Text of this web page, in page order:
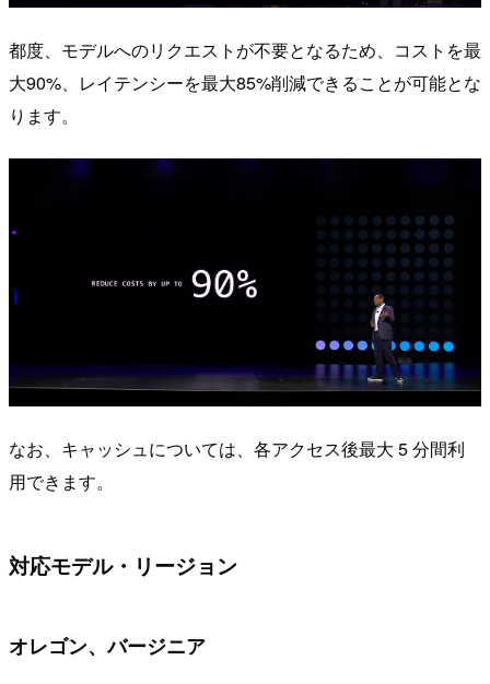
都度、モデルへのリクエストが不要となるため、コストを最
大90%、レイテンシーを最大85%削減できることが可能とな
ります。
なお、キャッシュについては、各アクセス後最大 5 分間利
用できます。
対応モデル・リージョン
オレゴン、バージニア